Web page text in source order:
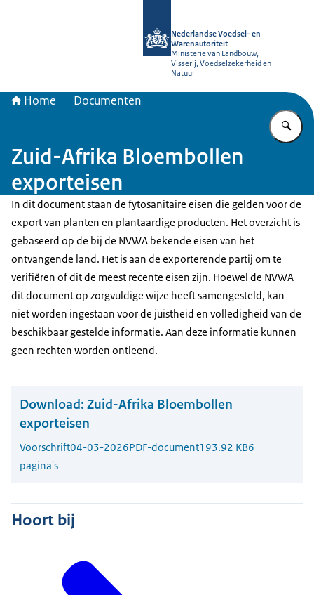
Nederlandse Voedsel- en
Warenautoriteit
Ministerie van Landbouw,
Visserij, Voedselzekerheid en
Natuur
Home Documenten
Zuid-Afrika Bloembollen
exporteisen
In dit document staan de fytosanitaire eisen die gelden voor de
export van planten en plantaardige producten. Het overzicht is
gebaseerd op de bij de NVWA bekende eisen van het
ontvangende land. Het is aan de exporterende partij om te
verifiëren of dit de meest recente eisen zijn. Hoewel de NVWA
dit document op zorgvuldige wijze heeft samengesteld, kan
niet worden ingestaan voor de juistheid en volledigheid van de
beschikbaar gestelde informatie. Aan deze informatie kunnen
geen rechten worden ontleend.
Download: Zuid-Afrika Bloembollen
exporteisen
Voorschrift04-03-2026PDF-document193.92 KB6
pagina's
Hoort bij